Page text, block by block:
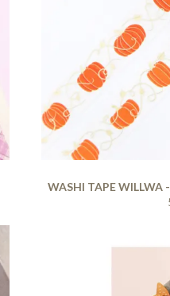
WASHI TAPE WILLWA